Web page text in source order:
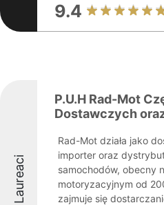
9.4
Laureaci
P.U.H Rad-Mot
Dostawczych
Rad-Mot działa jako
importer oraz
samochodów, obecny
motoryzacyjnym od
zajmuje się